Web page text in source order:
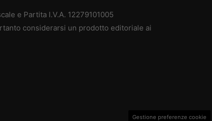
e Partita I.V.A. 12279101005
considerarsi un prodotto editoriale ai
Gestione preferenze cookie